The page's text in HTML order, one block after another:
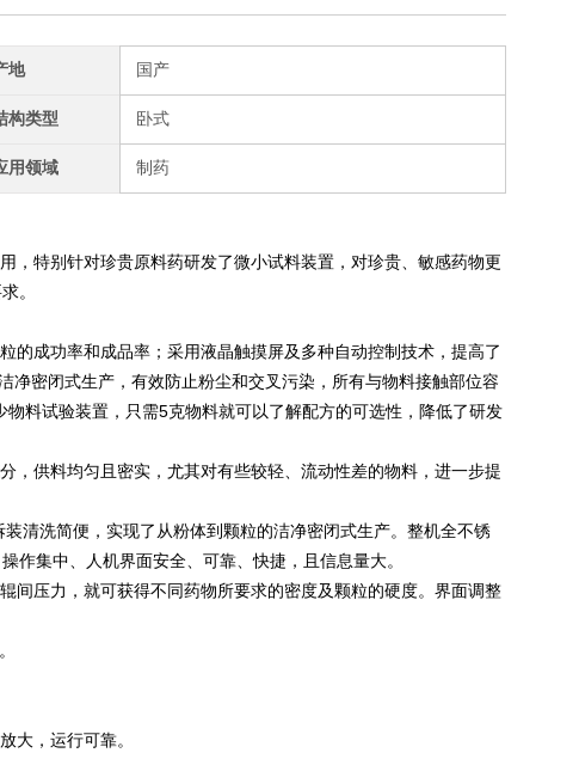
地 国产
构类型 卧式
用领域 制药
特别针对珍贵原料药研发了微小试料装置，对珍贵、敏感药物更
。
成功率和成品率；采用液晶触摸屏及多种自动控制技术，提高了
密闭式生产，有效防止粉尘和交叉污染，所有与物料接触部位容
料试验装置，只需5克物料就可以了解配方的可选性，降低了研发
供料均匀且密实，尤其对有些较轻、流动性差的物料，进一步提
清洗简便，实现了从粉体到颗粒的洁净密闭式生产。整机全不锈
作集中、人机界面安全、可靠、快捷，且信息量大。
压力，就可获得不同药物所要求的密度及颗粒的硬度。界面调整
大，运行可靠。